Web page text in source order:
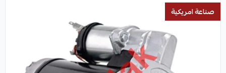
صناعة امريكية